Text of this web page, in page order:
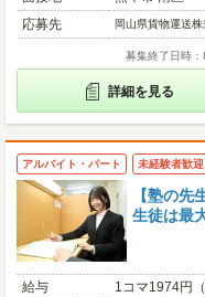
応募先
岡山県貨物運送
募集終了日時：
詳細を見る
アルバイト・パート 未経験者歓迎
【塾の
生徒は最
給与
1コマ1974円